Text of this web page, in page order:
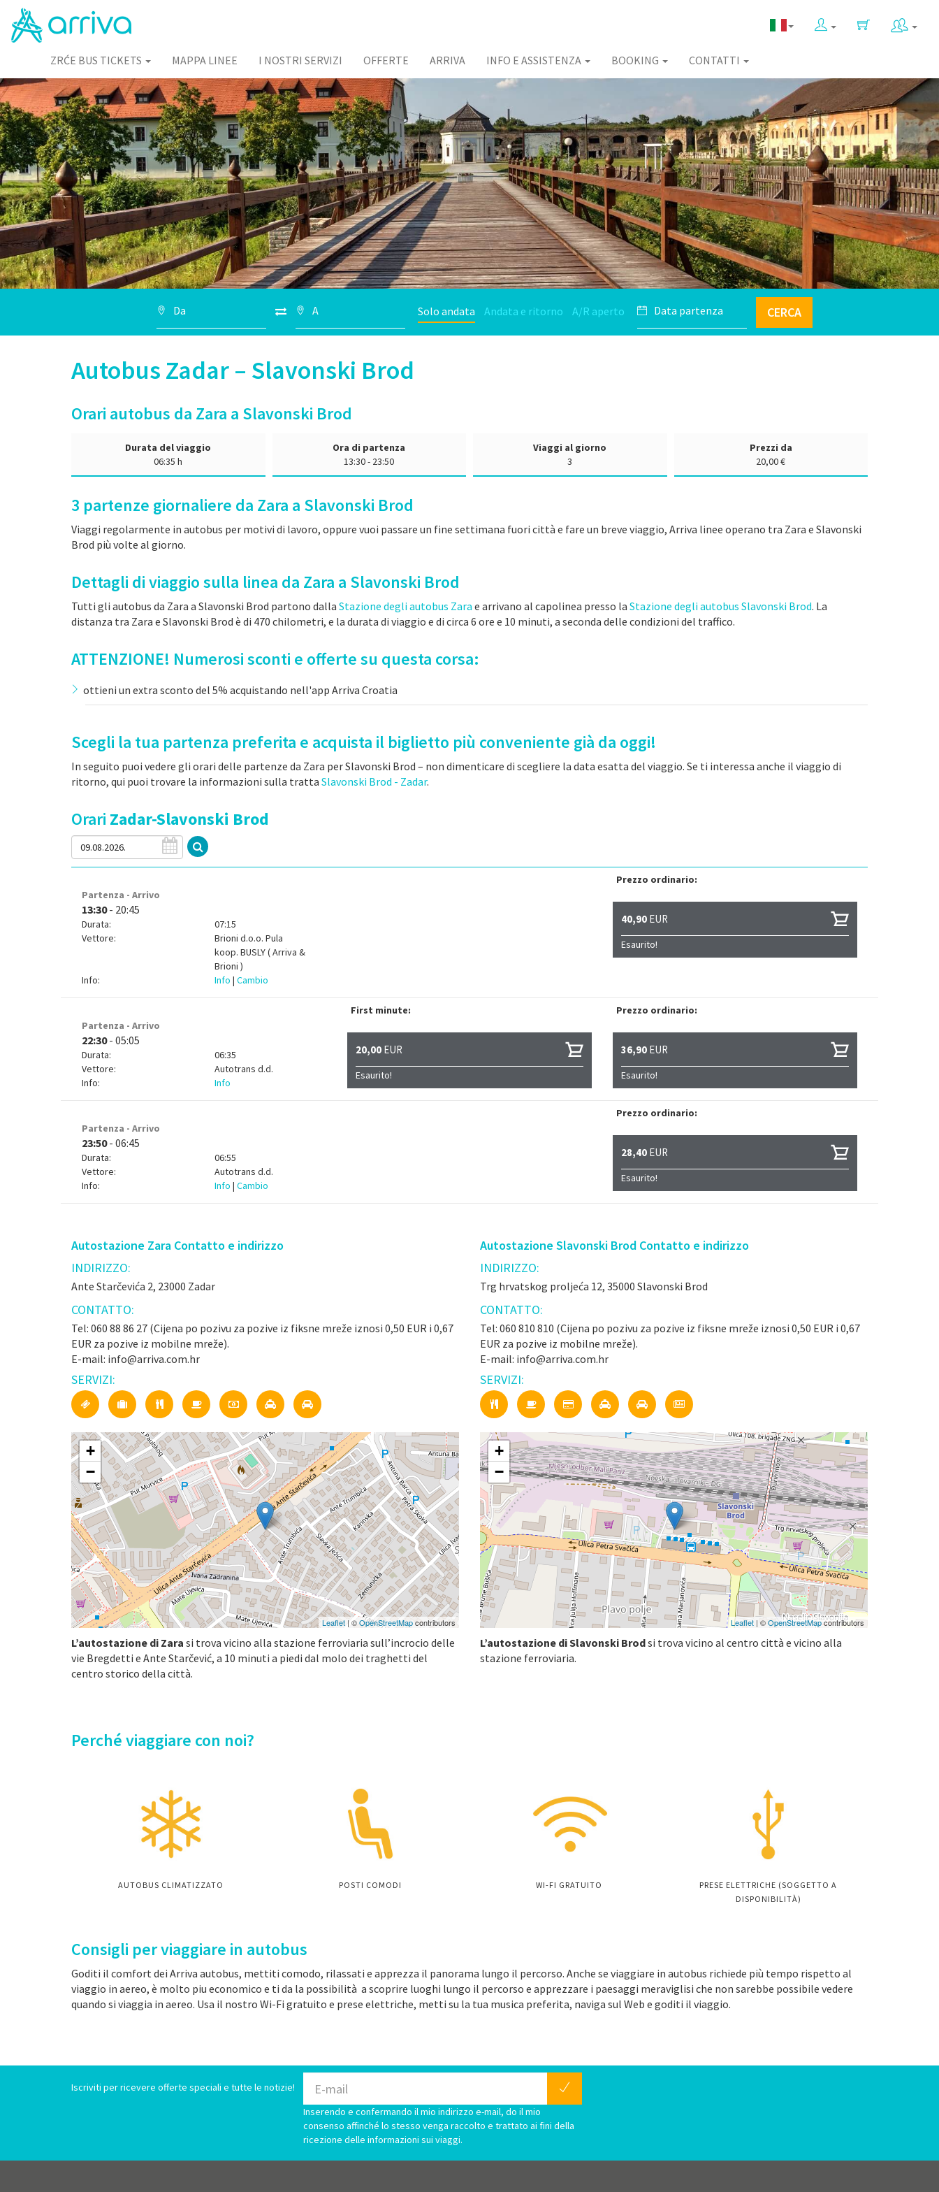
ZRĆE BUS TICKETS MAPPA LINEE I NOSTRI SERVIZI OFFERTE ARRIVA INFO E ASSISTENZA BOOKING CONTATTI
Solo andata Andata e ritorno A/R aperto CERCA
Autobus Zadar – Slavonski Brod
Orari autobus da Zara a Slavonski Brod
Durata del viaggio
06:35 h
Ora di partenza
13:30 - 23:50
Viaggi al giorno
3
Prezzi da
20,00 €
3 partenze giornaliere da Zara a Slavonski Brod
Viaggi regolarmente in autobus per motivi di lavoro, oppure vuoi passare un fine settimana fuori città e fare un breve viaggio, Arriva linee operano tra Zara e Slavonski
Brod più volte al giorno.
Dettagli di viaggio sulla linea da Zara a Slavonski Brod
Tutti gli autobus da Zara a Slavonski Brod partono dalla Stazione degli autobus Zara e arrivano al capolinea presso la Stazione degli autobus Slavonski Brod. La
distanza tra Zara e Slavonski Brod è di 470 chilometri, e la durata di viaggio e di circa 6 ore e 10 minuti, a seconda delle condizioni del traffico.
ATTENZIONE! Numerosi sconti e offerte su questa corsa:
ottieni un extra sconto del 5% acquistando nell'app Arriva Croatia
Scegli la tua partenza preferita e acquista il biglietto più conveniente già da oggi!
In seguito puoi vedere gli orari delle partenze da Zara per Slavonski Brod – non dimenticare di scegliere la data esatta del viaggio. Se ti interessa anche il viaggio di
ritorno, qui puoi trovare la informazioni sulla tratta Slavonski Brod - Zadar.
Orari Zadar-Slavonski Brod
Prezzo ordinario:
Partenza - Arrivo
13:30- 20:45
Durata:
07:15
Vettore:
Brioni d.o.o. Pula
koop. BUSLY ( Arriva &
Brioni )
Info:
Info | Cambio
40,90 EUR
Esaurito!
First minute:
Prezzo ordinario:
Partenza - Arrivo
22:30- 05:05
Durata:
06:35
Vettore:
Autotrans d.d.
Info:
Info
20,00 EUR
Esaurito!
36,90 EUR
Esaurito!
Prezzo ordinario:
Partenza - Arrivo
23:50- 06:45
Durata:
06:55
Vettore:
Autotrans d.d.
Info:
Info | Cambio
28,40 EUR
Esaurito!
Autostazione Zara Contatto e indirizzo
INDIRIZZO:
Ante Starčevića 2, 23000 Zadar
CONTATTO:
Tel: 060 88 86 27 (Cijena po pozivu za pozive iz fiksne mreže iznosi 0,50 EUR i 0,67
EUR za pozive iz mobilne mreže).
E-mail: info@arriva.com.hr
SERVIZI:
+
−
Leaflet | ©OpenStreetMapcontributors
L’autostazione di Zara si trova vicino alla stazione ferroviaria sull’incrocio delle
vie Bregdetti e Ante Starčević, a 10 minuti a piedi dal molo dei traghetti del
centro storico della città.
Autostazione Slavonski Brod Contatto e indirizzo
INDIRIZZO:
Trg hrvatskog proljeća 12, 35000 Slavonski Brod
CONTATTO:
Tel: 060 810 810 (Cijena po pozivu za pozive iz fiksne mreže iznosi 0,50 EUR i 0,67
EUR za pozive iz mobilne mreže).
E-mail: info@arriva.com.hr
SERVIZI:
+
−
Leaflet | ©OpenStreetMapcontributors
L’autostazione di Slavonski Brodsi trova vicino al centro città e vicino alla
stazione ferroviaria.
Perché viaggiare con noi?
AUTOBUS CLIMATIZZATO POSTI COMODI WI-FI GRATUITO
PRESE ELETTRICHE (SOGGETTO A
DISPONIBILITÀ)
Consigli per viaggiare in autobus
Goditi il comfort dei Arriva autobus, mettiti comodo, rilassati e apprezza il panorama lungo il percorso. Anche se viaggiare in autobus richiede più tempo rispetto al
viaggio in aereo, è molto piu economico e ti da la possibilità a scoprire luoghi lungo il percorso e apprezzare i paesaggi meraviglisi che non sarebbe possibile vedere
quando si viaggia in aereo. Usa il nostro Wi-Fi gratuito e prese elettriche, metti su la tua musica preferita, naviga sul Web e goditi il viaggio.
Iscriviti per ricevere offerte speciali e tutte le notizie!
Inserendo e confermando il mio indirizzo e-mail, do il mio
consenso affinché lo stesso venga raccolto e trattato ai fini della
ricezione delle informazioni sui viaggi.